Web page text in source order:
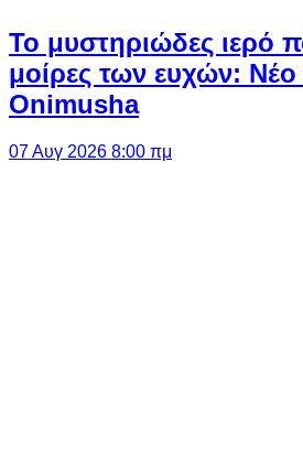
Το μυστηριώδες ιερό
μοίρες των ευχών:
Onimusha
07 Αυγ 2026 8:00 πμ